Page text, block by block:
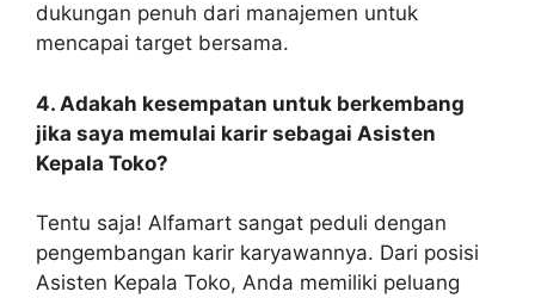
dukungan penuh dari manajemen untuk
mencapai target bersama.
4. Adakah kesempatan untuk berkembang
jika saya memulai karir sebagai Asisten
Kepala Toko?
Tentu saja! Alfamart sangat peduli dengan
pengembangan karir karyawannya. Dari posisi
Asisten Kepala Toko, Anda memiliki peluang